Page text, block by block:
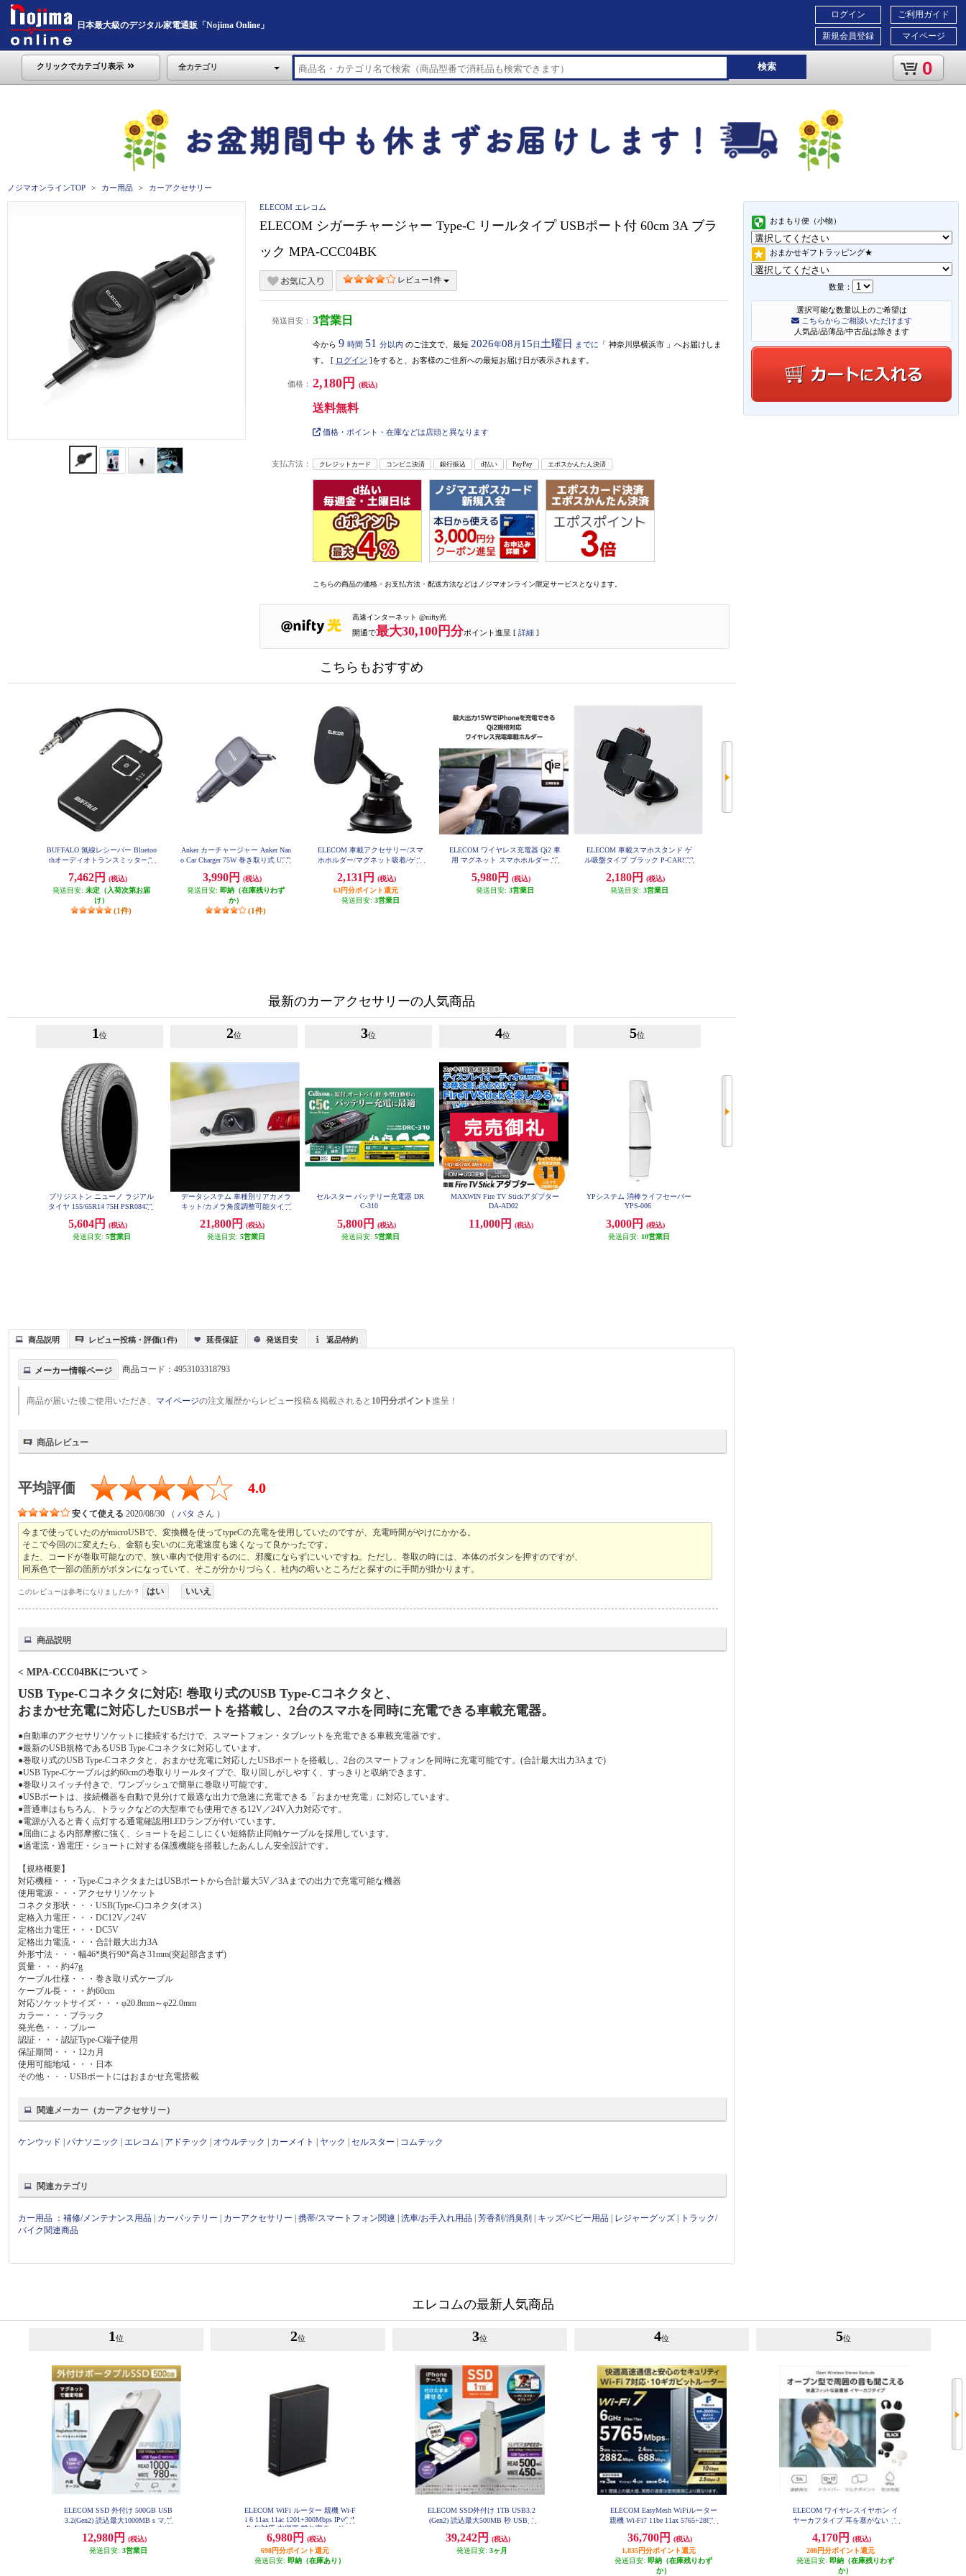
日本最大級のデジタル家電通販「Nojima Online」
ご利用ガイド
マイページ
ログイン
新規会員登録
クリックでカテゴリ表示 全カテゴリ 検索 0
ノジマオンラインTOP カー用品 カーアクセサリー
おまもり便（小物）
おまかせギフトラッピング★
数量：
選択可能な数量以上のご希望は
こちらからご相談いただけます
人気品/品薄品/中古品は除きます
ELECOM エレコム
ELECOM シガーチャージャー Type-C リールタイプ USBポート付 60cm 3A ブラ
ック MPA-CCC04BK
レビュー1件
発送目安： 3営業日
今から 9 時間 51 分以内 のご注文で、最短 2026年08 月 15日 土曜日 までに 「 神奈川県横浜市 」 へお届けしま
す。 [ ログイン ]をすると、お客様のご住所への最短お届け日が表示されます。
価格： 2,180円 (税込)
送料無料
価格・ポイント・在庫などは店頭と異なります
支払方法： クレジットカード コンビニ決済 銀行振込 d払い PayPay エポスかんたん決済
こちらの商品の価格・お支払方法・配送方法などはノジマオンライン限定サービスとなります。
高速インターネット @nifty光
開通で最大30,100円分ポイント進呈 [ 詳細 ]
こちらもおすすめ
BUFFALO 無線レシーバー Bluetoo
thオーディオトランスミッター&
HSBTR500BK
7,462円
(税込)
発送目安: 未定（入荷次第お届
け）
(1件)
Anker カーチャージャー Anker Nan
o Car Charger 75W 巻き取り式 USB
3,990円
(税込)
発送目安: 即納（在庫残りわず
か）
(1件)
ELECOM 車載アクセサリー/スマ
ホホルダー/マグネット吸着/ゲル
K
2,131円
(税込)
63円分ポイント還元
発送目安: 3営業日
ELECOM ワイヤレス充電器 Qi2 車
用 マグネット スマホホルダー 15
応 片手操作 ブラック W-QC13BK
5,980円
(税込)
発送目安: 3営業日
ELECOM 車載スマホスタンド ゲ
ル吸盤タイプ ブラック P-CARS02
2,180円
(税込)
発送目安: 3営業日
最新のカーアクセサリーの人気商品
1 位
ブリジストン ニューノ ラジアル
タイヤ 155/65R14 75H PSR08422
5,604円
(税込)
発送目安: 5営業日
2位
データシステム 車種別リアカメラ
キット/カメラ角度調整可能タイプ
21,800円
(税込)
発送目安: 5営業日
3位
セルスター バッテリー充電器 DR
C-310
5,800円
(税込)
発送目安: 5営業日
4位
MAXWIN Fire TV Stickアダプター
DA-AD02
11,000円 (税込)
5位
YPシステム 消棒ライフセーバー
YPS-006
3,000円
(税込)
発送目安: 10営業日
商品説明 レビュー投稿・評価(1件) 延長保証 発送目安 返品特約
メーカー情報ページ 商品コード：4953103318793
商品が届いた後ご使用いただき、 マイページの注文履歴からレビュー投稿＆掲載されると 10円分ポイント進呈！
商品レビュー
平均評価 4.0
安くて使える 2020/08/30 （バタ さん ）
今まで使っていたのがmicroUSBで、変換機を使ってtypeCの充電を使用していたのですが、充電時間がやけにかかる。
そこで今回のに変えたら、金額も安いのに充電速度も速くなって良かったです。
また、コードが巻取可能なので、狭い車内で使用するのに、邪魔にならずにいいですね。ただし、巻取の時には、本体のボタンを押すのですが、
同系色で一部の箇所がボタンになっていて、そこが分かりづらく、社内の暗いところだと探すのに手間が掛かります。
このレビューは参考になりましたか？ はい いいえ
商品説明
< MPA-CCC04BKについて >
USB Type-Cコネクタに対応! 巻取り式のUSB Type-Cコネクタと、
おまかせ充電に対応したUSBポートを搭載し、2台のスマホを同時に充電できる車載充電器。
●自動車のアクセサリソケットに接続するだけで、スマートフォン・タブレットを充電できる車載充電器です。
●最新のUSB規格であるUSB Type-Cコネクタに対応しています。
●巻取り式のUSB Type-Cコネクタと、おまかせ充電に対応したUSBポートを搭載し、2台のスマートフォンを同時に充電可能です。(合計最大出力3Aまで)
●USB Type-Cケーブルは約60cmの巻取りリールタイプで、取り回しがしやすく、すっきりと収納できます。
●巻取りスイッチ付きで、ワンプッシュで簡単に巻取り可能です。
●USBポートは、接続機器を自動で見分けて最適な出力で急速に充電できる「おまかせ充電」に対応しています。
●普通車はもちろん、トラックなどの大型車でも使用できる12V／24V入力対応です。
●電源が入ると青く点灯する通電確認用LEDランプが付いています。
●屈曲による内部摩擦に強く、ショートを起こしにくい短絡防止同軸ケーブルを採用しています。
●過電流・過電圧・ショートに対する保護機能を搭載したあんしん安全設計です。
【規格概要】
対応機種・・・Type-CコネクタまたはUSBポートから合計最大5V／3Aまでの出力で充電可能な機器
使用電源・・・アクセサリソケット
コネクタ形状・・・USB(Type-C)コネクタ(オス)
定格入力電圧・・・DC12V／24V
定格出力電圧・・・DC5V
定格出力電流・・・合計最大出力3A
外形寸法・・・幅46*奥行90*高さ31mm(突起部含まず)
質量・・・約47g
ケーブル仕様・・・巻き取り式ケーブル
ケーブル長・・・約60cm
対応ソケットサイズ・・・φ20.8mm～φ22.0mm
カラー・・・ブラック
発光色・・・ブルー
認証・・・認証Type-C端子使用
保証期間・・・12カ月
使用可能地域・・・日本
その他・・・USBポートにはおまかせ充電搭載
関連メーカー（カーアクセサリー）
ケンウッド |パナソニック エレコム アドテック オウルテック カーメイト ヤック |セルスター コムテック
関連カテゴリ
カー用品 ：補修/メンテナンス用品 カーバッテリー カーアクセサリー |携帯/スマートフォン関連 |洗車/お手入れ用品 |芳香剤/消臭剤 キッズ/ベビー用品 レジャーグッズ
トラック/
バイク関連商品
エレコムの最新人気商品
1 位
ELECOM SSD 外付け 500GB USB
3.2(Gen2) 読込最大1000MB s マグ
ポータブル ブラック ESD-EPB050
0GBK
12,980円
(税込)
発送目安: 3営業日
2位
ELECOM WiFi ルーター 親機 Wi-F
i 6 11ax 11ac 1201+300Mbps IPv6 (I
PoE)対応 中継器 離れ家モード ブ
ラック WRC-X1500GS2-B
6,980円
(税込)
698円分ポイント還元
発送目安: 即納（在庫あり）
3位
ELECOM SSD外付け 1TB USB3.2
(Gen2) 読込最大500MB 秒 USBメ
peC USB-A両対応 シルバー ESD-E
PA1000GSV
39,242円
(税込)
発送目安: 3ヶ月
4位
ELECOM EasyMesh WiFiルーター
親機 Wi-Fi7 11be 11ax 5765+2882+
bps AIセキュリティ搭載 ブラック
WRC-BE94XSD-B
36,700円
(税込)
1,835円分ポイント還元
発送目安: 即納（在庫残りわず
か）
5位
ELECOM ワイヤレスイヤホン イ
ヤーカフタイプ 耳を塞がない オ
ポイント 軽量 ブラック LBT-OWS
03BK
4,170円
(税込)
208円分ポイント還元
発送目安: 即納（在庫残りわず
か）